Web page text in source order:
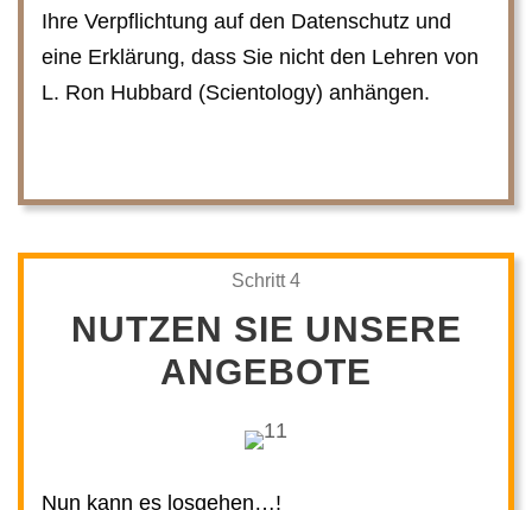
Ihre Verpflichtung auf den Datenschutz und
eine Erklärung, dass Sie nicht den Lehren von
L. Ron Hubbard (Scientology) anhängen.
Schritt 4
NUTZEN SIE UNSERE
ANGEBOTE
Nun kann es losgehen…!